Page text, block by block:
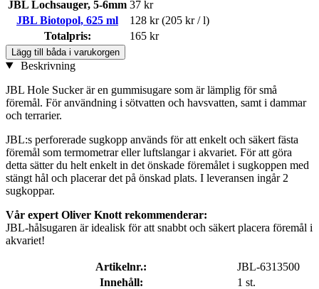
JBL Lochsauger, 5-6mm 37 kr
JBL Biotopol, 625 ml
128 kr (205 kr / l)
Totalpris:
165 kr
Lägg till båda i varukorgen
Beskrivning
JBL Hole Sucker är en gummisugare som är lämplig för små
föremål. För användning i sötvatten och havsvatten, samt i dammar
och terrarier.
JBL:s perforerade sugkopp används för att enkelt och säkert fästa
föremål som termometrar eller luftslangar i akvariet. För att göra
detta sätter du helt enkelt in det önskade föremålet i sugkoppen med
stängt hål och placerar det på önskad plats. I leveransen ingår 2
sugkoppar.
Vår expert Oliver Knott rekommenderar:
JBL-hålsugaren är idealisk för att snabbt och säkert placera föremål i
akvariet!
Artikelnr.:
JBL-6313500
Innehåll:
1 st.